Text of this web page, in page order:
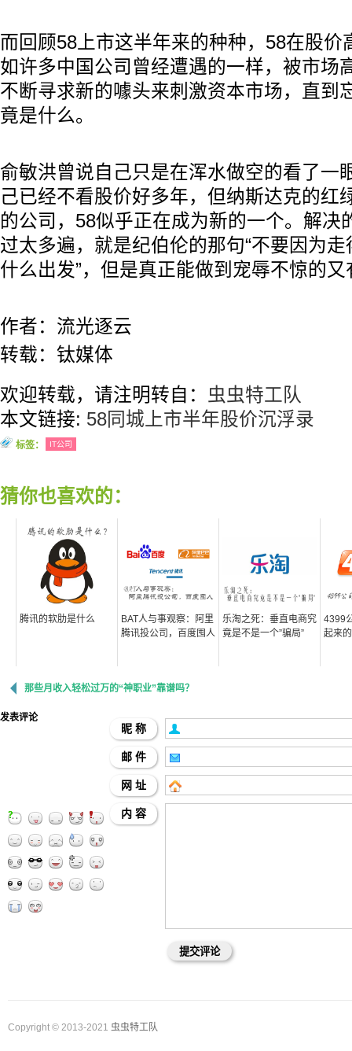
而回顾58上市这半年来的种种，58在股价
如许多中国公司曾经遭遇的一样，被市场
不断寻求新的噱头来刺激资本市场，直到
竟是什么。
俞敏洪曾说自己只是在浑水做空的看了一
己已经不看股价好多年，但纳斯达克的红
的公司，58似乎正在成为新的一个。解决
过太多遍，就是纪伯伦的那句“不要因为
什么出发”，但是真正能做到宠辱不惊的
作者：流光逐云
转载：钛媒体
欢迎转载，请注明转自：
虫虫特工队
本文链接: 58同城上市半年股价沉浮录
标签： IT公司
猜你也喜欢的：
腾讯的软肋是什么
BAT人与事观察：阿里
腾讯投公司，百度囤人
乐淘之死：垂直电商究
竟是不是一个”骗局”
4399
起来
那些月收入轻松过万的“神职业”靠谱吗？
发表评论
昵 称
邮 件
网 址
内 容
Copyright © 2013-2021 虫虫特工队